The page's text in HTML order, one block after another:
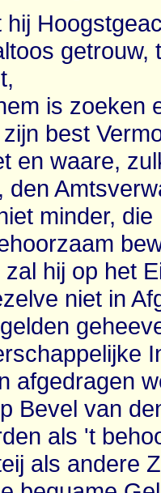
hij
is zoeken
best
en waare,
den
minder,
hij op het
niet in
afgedragen
Bevel van
als 't
als andere